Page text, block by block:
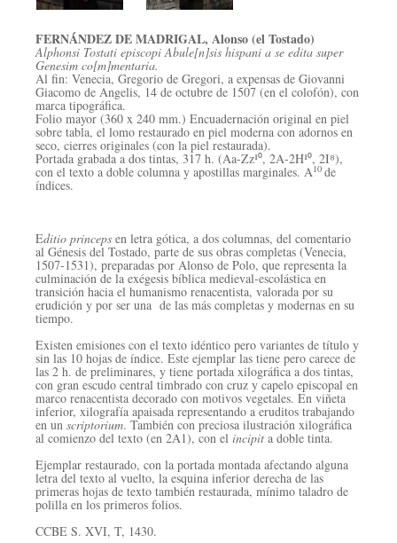
FERNÁNDEZ DE MADRIGAL, Alonso (el Tostado)
Alphonsi Tostati episcopi Abule[n]sis hispani a se edita super
Genesim co[m]mentaria.
Al fin: Venecia, Gregorio de Gregori, a expensas de Giovanni
Giacomo de Angelis, 14 de octubre de 1507 (en el colofón), con
marca tipográfica.
Folio mayor (360 x 240 mm.) Encuadernación original en piel
sobre tabla, el lomo restaurado en piel moderna con adornos en
seco, cierres originales (con la piel restaurada).
Portada grabada a dos tintas, 317 h. (Aa-Zz¹⁰, 2A-2H¹⁰, 2I⁸),
con el texto a doble columna y apostillas marginales. A10 de
índices.
Editio princeps en letra gótica, a dos columnas, del comentario
al Génesis del Tostado, parte de sus obras completas (Venecia,
1507-1531), preparadas por Alonso de Polo, que representa la
culminación de la exégesis bíblica medieval-escolástica en
transición hacia el humanismo renacentista, valorada por su
erudición y por ser una de las más completas y modernas en su
tiempo.
Existen emisiones con el texto idéntico pero variantes de título y
sin las 10 hojas de índice. Este ejemplar las tiene pero carece de
las 2 h. de preliminares, y tiene portada xilográfica a dos tintas,
con gran escudo central timbrado con cruz y capelo episcopal en
marco renacentista decorado con motivos vegetales. En viñeta
inferior, xilografía apaisada representando a eruditos trabajando
en unscriptorium. También con preciosa ilustración xilográfica
al comienzo del texto (en 2A1), con elincipit a doble tinta.
Ejemplar restaurado, con la portada montada afectando alguna
letra del texto al vuelto, la esquina inferior derecha de las
primeras hojas de texto también restaurada, mínimo taladro de
polilla en los primeros folios.
CCBE S. XVI, T, 1430.